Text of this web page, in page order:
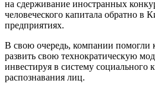
на сдерживание иностранных
человеческого капитала обратно в
предприятиях.
В свою очередь, компании помогли
развить свою технократическую
инвестируя в систему социального
распознавания лиц.